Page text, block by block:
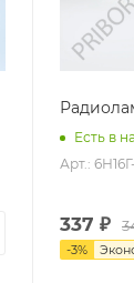
Есть в
Арт.:
337 ₽
-3%